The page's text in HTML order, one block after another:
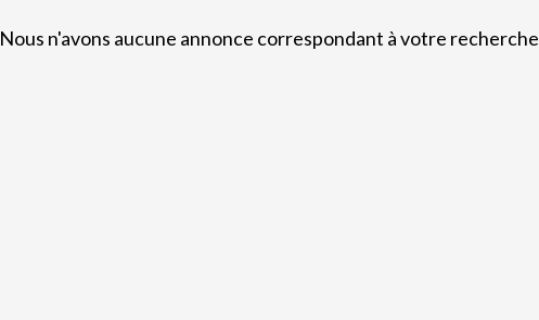
Nous n'avons aucune annonce correspondant à votre recherche